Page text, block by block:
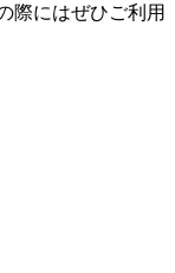
際にはぜひご利用